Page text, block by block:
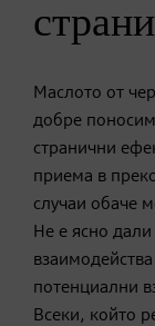
Маслото от
добре
странични
приема в
случаи обаче
Не е ясно
потенциални
Всеки, който